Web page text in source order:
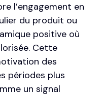
l’engagement en
du produit ou
positive où
Cette
des
périodes plus
un signal